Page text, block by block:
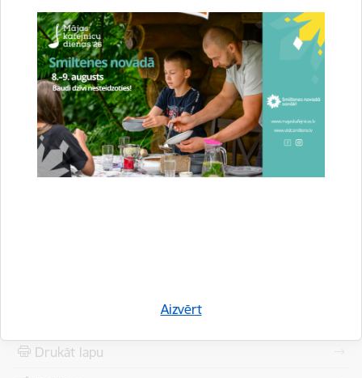
Aizvērt
sadaļā “NVA klientu ar invaliditāti nodarbinātība uz nenoteiktu
”, savukārt plašāka informācija par NVA pieejamo
atbalstu darba devējiem, kuri nodarbina vai plāno nodarbināt
personas ar invaliditāti, apkopota
NVA tīmekļvietnes sadaļā
Personu ar invaliditāti nodarbinātība ”.
Sagatavoja: Nodarbinātības valsts aģentūra, Attīstības un
analītikas departaments, attīstības un stratēģiskās
komunikācijas nodaļa
Drukāt lapu